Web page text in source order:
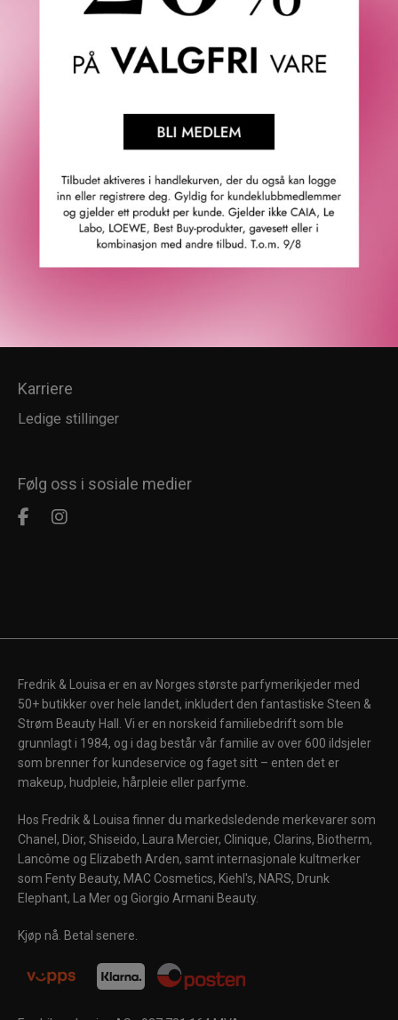
Autorisert forhandler
Våre butikker
Personvern
Kundesenter
Karriere
Ledige stillinger
Følg oss i sosiale medier
Fredrik & Louisa er en av Norges største parfymerikjeder med
50+ butikker over hele landet, inkludert den fantastiske Steen &
Strøm Beauty Hall. Vi er en norskeid familiebedrift som ble
grunnlagt i 1984, og i dag består vår familie av over 600 ildsjeler
som brenner for kundeservice og faget sitt – enten det er
makeup, hudpleie, hårpleie eller parfyme.
Hos Fredrik & Louisa finner du markedsledende merkevarer som
Chanel, Dior, Shiseido, Laura Mercier, Clinique, Clarins, Biotherm,
Lancôme og Elizabeth Arden, samt internasjonale kultmerker
som Fenty Beauty, MAC Cosmetics, Kiehl's, NARS, Drunk
Elephant, La Mer og Giorgio Armani Beauty.
Kjøp nå. Betal senere.